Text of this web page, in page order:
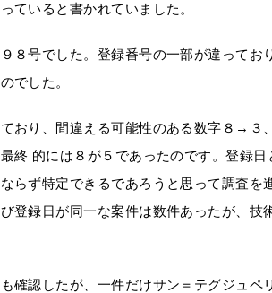
ていると書かれていました。
８号でした。登録番号の一部が違ってお
でした。
おり、間違える可能性のある数字８→３
終 的には８が５であったのです。登録
らず特定できるであろうと思って調査を
登録日が同一な案件は数件あったが、技
確認したが、一件だけサン＝テグジュペ